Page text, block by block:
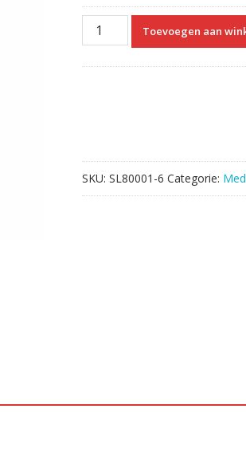
Vervangende
Accu
MB583-
3S3P
022-
Toevoegen aan
SKU: SL80001-6 Categorie: